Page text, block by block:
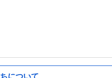
について